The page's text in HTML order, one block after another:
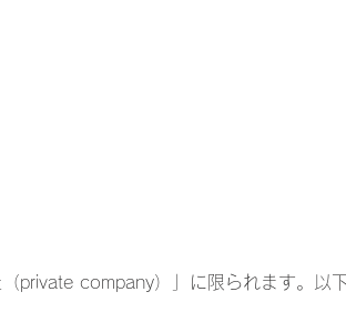
private company）」に限られます。以